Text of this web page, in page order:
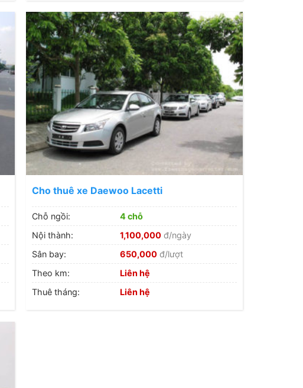
Cho thuê xe Daewoo Lacetti
Chỗ ngồi:
4 chỗ
Nội thành:
1,100,000đ/ngày
Sân bay:
650,000đ/lượt
Theo km:
Liên hệ
Thuê tháng:
Liên hệ